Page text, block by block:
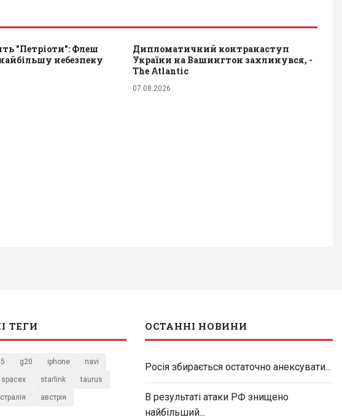
"Петріоти": Флеш
небезпеку
Дипломатичний контранаступ
України на Вашингтон захлинувся, -
The Atlantic
07.08.2026
ТЕГИ
g20 iphone navi
spacex starlink taurus
австрія
ОСТАННІ НОВИНИ
Росія збирається остаточно анексувати...
В результаті атаки РФ знищено
найбільший...